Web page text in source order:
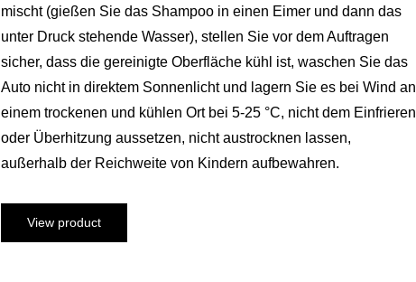
mischt (gießen Sie das Shampoo in einen Eimer und dann das
unter Druck stehende Wasser), stellen Sie vor dem Auftragen
sicher, dass die gereinigte Oberfläche kühl ist, waschen Sie das
Auto nicht in direktem Sonnenlicht und lagern Sie es bei Wind an
einem trockenen und kühlen Ort bei 5-25 °C, nicht dem Einfrieren
oder Überhitzung aussetzen, nicht austrocknen lassen,
außerhalb der Reichweite von Kindern aufbewahren.
View product